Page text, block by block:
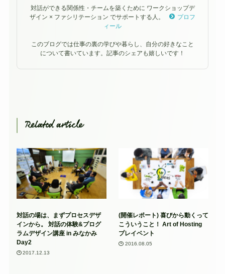
対話ができる関係性・チームを築くために ワークショップデ
ザイン × ファシリテーション でサポートする人。
プロフ
ィール
このブログでは仕事の裏の学びや暮らし、自分の好きなこと
について書いています。記事のシェアも嬉しいです！
Related article
対話の場は、まずプロセスデザ
インから。 対話の体験&プログ
ラムデザイン講座 in みなかみ
Day2
2017.12.13
(開催レポート) 喜びから動くって
こういうこと！ Art of Hosting
プレイベント
2016.08.05